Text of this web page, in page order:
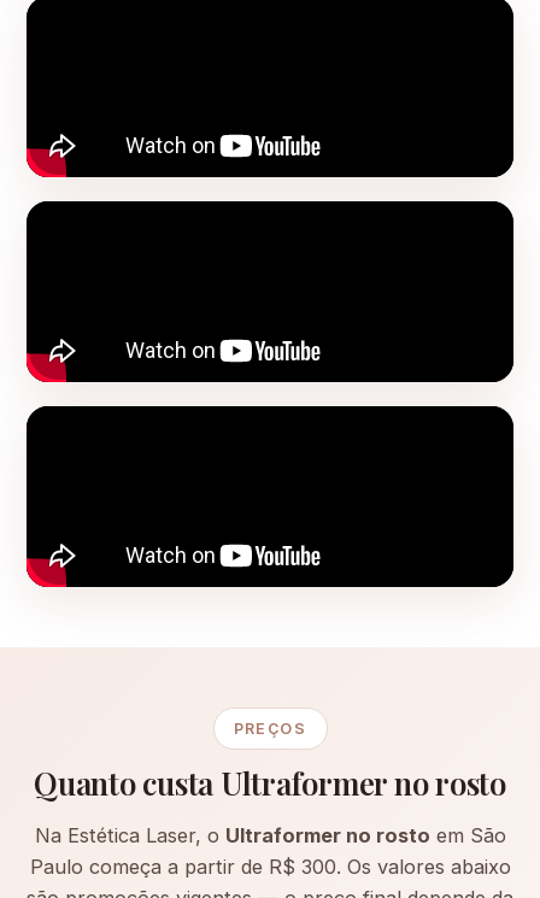
PREÇOS
Quanto custa Ultraformer no rosto
Na Estética Laser, o Ultraformer no rosto em São
Paulo começa a partir de R$ 300. Os valores abaixo